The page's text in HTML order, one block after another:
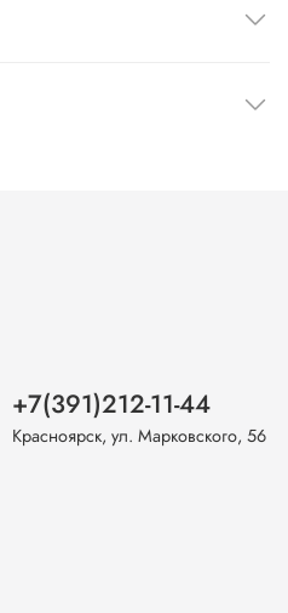
+7(391)212-11-44
Красноярск, ул. Марковского, 56